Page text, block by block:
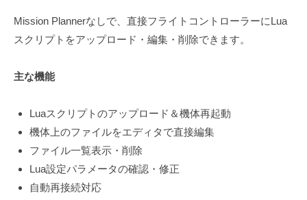
Mission Plannerなしで、直接フライトコントローラーにLua
スクリプトをアップロード・編集・削除できます。
主な機能
Luaスクリプトのアップロード＆機体再起動
機体上のファイルをエディタで直接編集
ファイル一覧表示・削除
Lua設定パラメータの確認・修正
自動再接続対応